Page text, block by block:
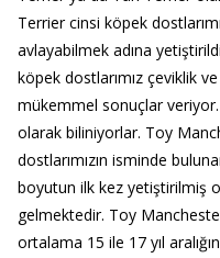
Terrier cinsi köpek
avlayabilmek adına
köpek dostlarımız çeviklik
mükemmel sonuçlar
olarak biliniyorlar. Toy
dostlarımızın isminde
boyutun ilk kez yetiştirilmiş
gelmektedir. Toy
ortalama 15 ile 17 yıl